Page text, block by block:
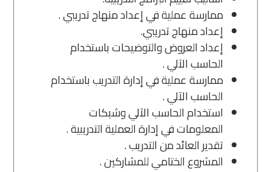
ممارسة عملية في إعداد منهاج تدريبي .
إعداد منهاج تدريبي.
إعداد العروض والتوضيحات باستخدام
الحاسب الآلي .
ممارسة عملية في إدارة التدريب باستخدام
الحاسب الآلي .
استخدام الحاسب الآلي وشبكات
المعلومات في إدارة العملية التدريبية .
تقدير العائد من التدريب .
المشروع الختامي للمشاركين .